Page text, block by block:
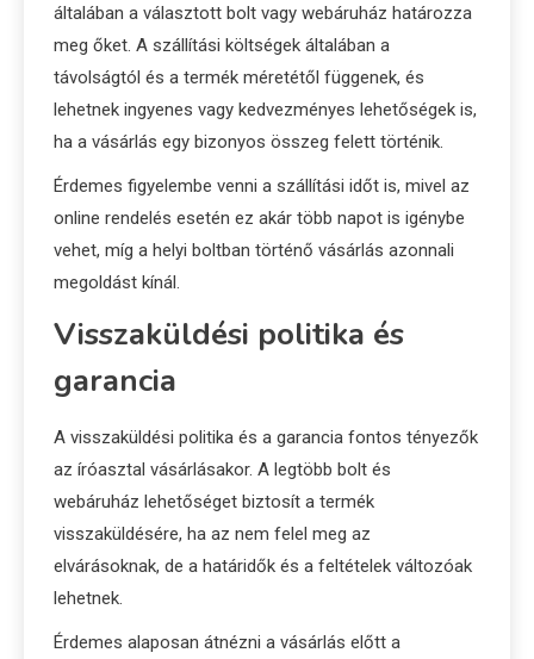
általában a választott bolt vagy webáruház határozza
meg őket. A szállítási költségek általában a
távolságtól és a termék méretétől függenek, és
lehetnek ingyenes vagy kedvezményes lehetőségek is,
ha a vásárlás egy bizonyos összeg felett történik.
Érdemes figyelembe venni a szállítási időt is, mivel az
online rendelés esetén ez akár több napot is igénybe
vehet, míg a helyi boltban történő vásárlás azonnali
megoldást kínál.
Visszaküldési politika és
garancia
A visszaküldési politika és a garancia fontos tényezők
az íróasztal vásárlásakor. A legtöbb bolt és
webáruház lehetőséget biztosít a termék
visszaküldésére, ha az nem felel meg az
elvárásoknak, de a határidők és a feltételek változóak
lehetnek.
Érdemes alaposan átnézni a vásárlás előtt a